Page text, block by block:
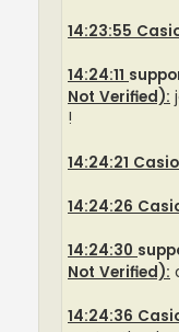
14:23:55
14:24:11
Not Verified):
!
14:24:21
14:24:26
14:24:30
Not Verified):
14:24:36